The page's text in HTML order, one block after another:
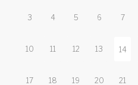
3 4 5 6 7
10 11 12 13 14
17 18 19 20 21